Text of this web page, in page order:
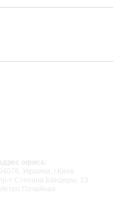
офиса:
04076, Украина, г.Киев
т Степана Бандеры, 23
Метро Почайная